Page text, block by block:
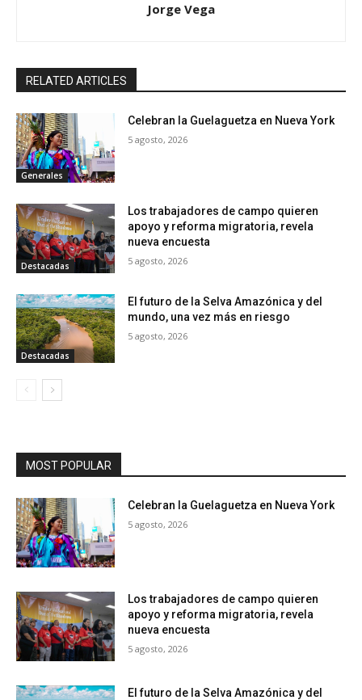
Jorge Vega
RELATED ARTICLES
Generales
Celebran la Guelaguetza en Nueva York
5 agosto, 2026
Destacadas
Los trabajadores de campo quieren
apoyo y reforma migratoria, revela
nueva encuesta
5 agosto, 2026
Destacadas
El futuro de la Selva Amazónica y del
mundo, una vez más en riesgo
5 agosto, 2026
MOST POPULAR
Celebran la Guelaguetza en Nueva York
5 agosto, 2026
Los trabajadores de campo quieren
apoyo y reforma migratoria, revela
nueva encuesta
5 agosto, 2026
El futuro de la Selva Amazónica y del